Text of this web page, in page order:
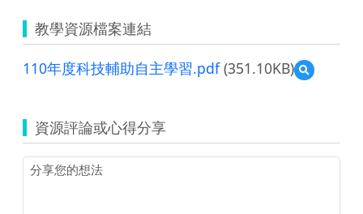
教學資源檔案連結
110年度科技輔助自主學習.pdf(351.10KB)
預
覽
科
技
資源評論或心得分享